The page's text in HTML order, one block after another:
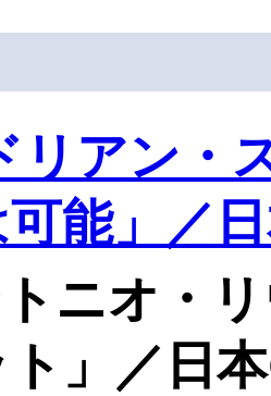
リアン・
能」／
ニオ・
」／日